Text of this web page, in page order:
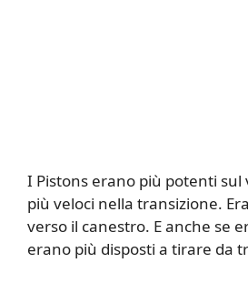
I Pistons erano più potenti sul
più veloci nella transizione.
verso il canestro. E anche se
erano più disposti a tirare da